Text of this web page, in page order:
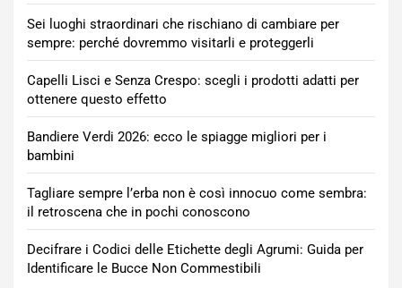
Sei luoghi straordinari che rischiano di cambiare per
sempre: perché dovremmo visitarli e proteggerli
Capelli Lisci e Senza Crespo: scegli i prodotti adatti per
ottenere questo effetto
Bandiere Verdi 2026: ecco le spiagge migliori per i
bambini
Tagliare sempre l’erba non è così innocuo come sembra:
il retroscena che in pochi conoscono
Decifrare i Codici delle Etichette degli Agrumi: Guida per
Identificare le Bucce Non Commestibili